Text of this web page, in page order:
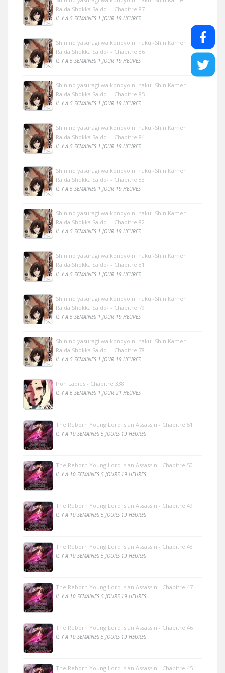
Raida Shokka Saido- - Chapitre 87
IL Y A 5 SEMAINES 1 JOUR 19 HEURES
Shin no yasuragi wa konoyo ni naku -Shin Kamen
Raida Shokka Saido- - Chapitre 86
IL Y A 5 SEMAINES 1 JOUR 19 HEURES
Shin no yasuragi wa konoyo ni naku -Shin Kamen
Raida Shokka Saido- - Chapitre 85
IL Y A 5 SEMAINES 1 JOUR 19 HEURES
Shin no yasuragi wa konoyo ni naku -Shin Kamen
Raida Shokka Saido- - Chapitre 84
IL Y A 5 SEMAINES 1 JOUR 19 HEURES
Shin no yasuragi wa konoyo ni naku -Shin Kamen
Raida Shokka Saido- - Chapitre 83
IL Y A 5 SEMAINES 1 JOUR 19 HEURES
Shin no yasuragi wa konoyo ni naku -Shin Kamen
Raida Shokka Saido- - Chapitre 82
IL Y A 5 SEMAINES 1 JOUR 19 HEURES
Shin no yasuragi wa konoyo ni naku -Shin Kamen
Raida Shokka Saido- - Chapitre 81
IL Y A 5 SEMAINES 1 JOUR 19 HEURES
Shin no yasuragi wa konoyo ni naku -Shin Kamen
Raida Shokka Saido- - Chapitre 79
IL Y A 5 SEMAINES 1 JOUR 19 HEURES
Shin no yasuragi wa konoyo ni naku -Shin Kamen
Raida Shokka Saido- - Chapitre 78
IL Y A 5 SEMAINES 1 JOUR 19 HEURES
Iron Ladies - Chapitre 338
IL Y A 6 SEMAINES 1 JOUR 21 HEURES
The Reborn Young Lord is an Assassin - Chapitre 51
IL Y A 10 SEMAINES 5 JOURS 19 HEURES
The Reborn Young Lord is an Assassin - Chapitre 50
IL Y A 10 SEMAINES 5 JOURS 19 HEURES
The Reborn Young Lord is an Assassin - Chapitre 49
IL Y A 10 SEMAINES 5 JOURS 19 HEURES
The Reborn Young Lord is an Assassin - Chapitre 48
IL Y A 10 SEMAINES 5 JOURS 19 HEURES
The Reborn Young Lord is an Assassin - Chapitre 47
IL Y A 10 SEMAINES 5 JOURS 19 HEURES
The Reborn Young Lord is an Assassin - Chapitre 46
IL Y A 10 SEMAINES 5 JOURS 19 HEURES
The Reborn Young Lord is an Assassin - Chapitre 45